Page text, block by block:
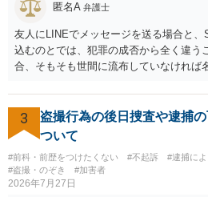
匿名A 弁護士
友人にLINEでメッセージを送る場合と、
込むのとでは、犯罪の成否から全く違う
合、そもそも世間に流布していなければ
3
盗撮行為の後日捜査や逮捕
ついて
#前科・前歴をつけたくない #不起訴
#逮捕に
#盗撮・のぞき
#加害者
2026年7月27日